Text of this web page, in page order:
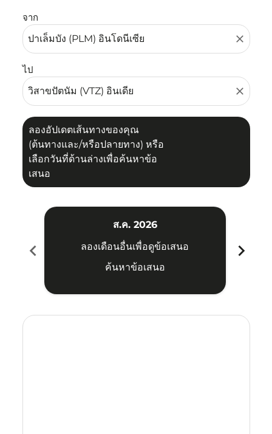
จาก
close
ไป
close
ลองอัปเดตเส้นทางของคุณ
(ต้นทางและ/หรือปลายทาง) หรือ
เลือกวันที่ด้านล่างเพื่อค้นหาข้อ
เสนอ
chevron_left
ส.ค. 2026
ลองเดือนอื่นเพื่อดูข้อเสนอ
ค้นหาข้อเสนอ
chevron_right